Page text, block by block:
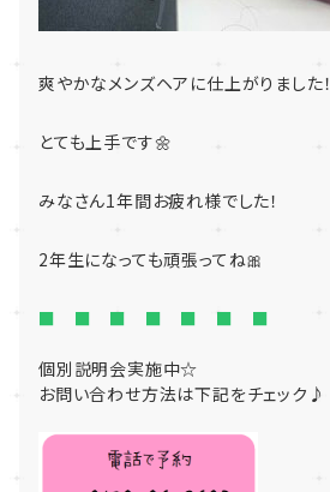
爽やかなメンズヘアに仕上がりました！
とても上手です🌼
みなさん1年間お疲れ様でした！
2年生になっても頑張ってね🎀
■ ■ ■ ■ ■ ■ ■
個別説明会実施中☆
お問い合わせ方法は下記をチェック♪